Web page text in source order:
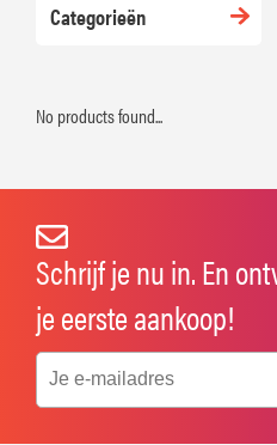
Categorieën
No products found...
Schrijf je nu in. En
je eerste aankoop!